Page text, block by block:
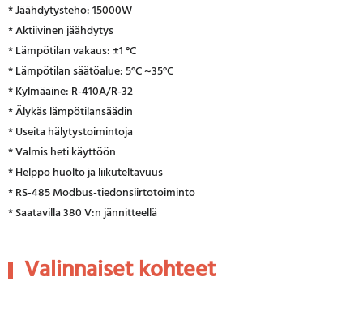
* Jäähdytysteho: 15000W
* Aktiivinen jäähdytys
* Lämpötilan vakaus: ±1 °C
* Lämpötilan säätöalue: 5°C ~35°C
* Kylmäaine: R-410A/R-32
* Älykäs lämpötilansäädin
* Useita hälytystoimintoja
* Valmis heti käyttöön
* Helppo huolto ja liikuteltavuus
* RS-485 Modbus-tiedonsiirtotoiminto
* Saatavilla 380 V:n jännitteellä
Valinnaiset kohteet